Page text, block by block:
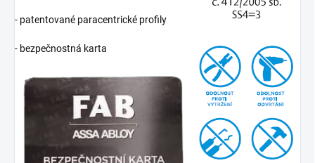
- patentované paracentrické profily
- bezpečnostná karta